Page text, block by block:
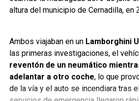
-¿Qué uso se le dio al auto?
tranquilidad a la hora de elegir y la
vehículo usado fue cuidado y
corresponde. También, ahí se puede
seguridad que tiene en las
confirmar su veracidad.
altura del municipio de Cernadilla, en
Ambos viajaban en un Lamborghini
las primeras investigaciones, el
reventón de un neumático
adelantar a otro coche, lo que
de la vía y el auto se incendiara tras